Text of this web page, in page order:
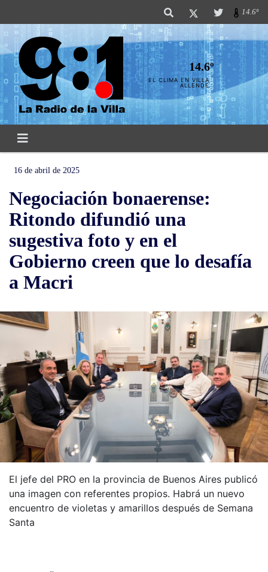
14.6º
14.6º
EL CLIMA EN VILLA
ALLENDE
16 de abril de 2025
Negociación bonaerense:
Ritondo difundió una
sugestiva foto y en el
Gobierno creen que lo desafía
a Macri
El jefe del PRO en la provincia de Buenos Aires publicó
una imagen con referentes propios. Habrá un nuevo
encuentro de violetas y amarillos después de Semana
Santa